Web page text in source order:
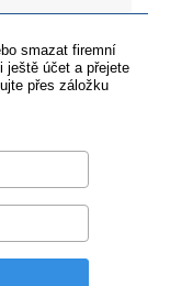
smazat firemní
ještě účet a přejete
přes záložku